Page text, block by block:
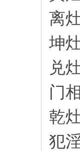
离
坤
兑
门
乾
犯